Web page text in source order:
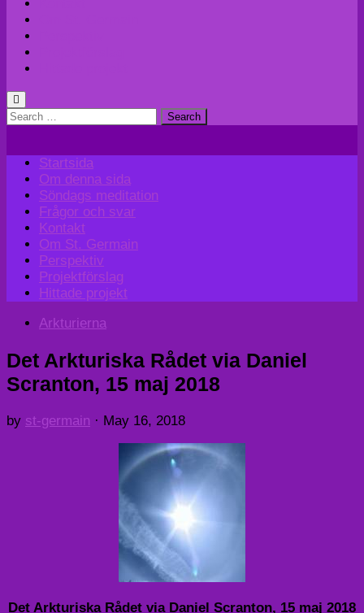
Search
Startsida
Om denna sida
Söndags meditation
Frågor och svar
Kontakt
Om St. Germain
Perspektiv
Projektförslag
Hittade projekt
Arkturierna
Det Arkturiska Rådet via Daniel
Scranton, 15 maj 2018
by st-germain · May 16, 2018
Det Arkturiska Rådet via Daniel Scranton, 15 maj 2018